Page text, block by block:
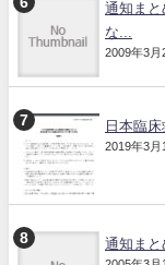
通知ま
な...
2009年3月
日本臨
2019年3月
通知ま